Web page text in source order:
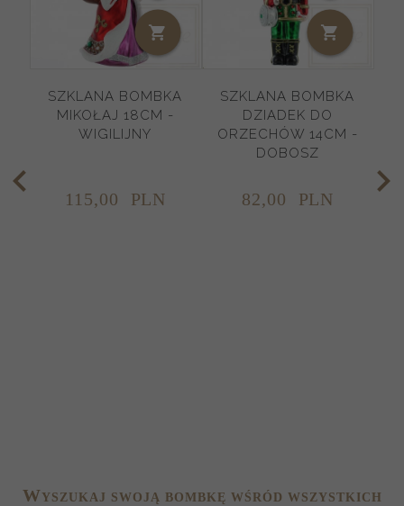
SZKLANA BOMBKA
MIKOŁAJ 18CM -
WIGILIJNY
115,00 PLN
SZKLANA BOMBKA
DZIADEK DO
ORZECHÓW 14CM -
DOBOSZ
82,00 PLN
WYSZUKAJ SWOJĄ BOMBKĘ WŚRÓD WSZYSTKICH